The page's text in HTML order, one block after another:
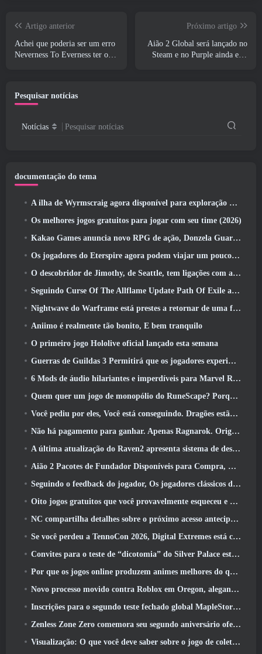
Artigo anterior
Achei que poderia ser um erro
Neverness To Everness ter o
Próximo artigo
Aião 2 Global será lançado no
Steam e no Purple ainda este
Pesquisar notícias
Notícias Pesquisar notícias
documentação do tema
A ilha de Wyrmscraig agora disponível para exploração no RuneScape da velha escola
Os melhores jogos gratuitos para jogar com seu time (2026)
Kakao Games anuncia novo RPG de ação, Donzela Guardiã
Os jogadores do Eterspire agora podem viajar um pouco no tempo… como um deleite
O descobridor de Jimothy, de Seattle, tem ligações com a ArenaNet, Então é claro que eles estão adicionando isso ao Guild Wars 2
Seguindo Curse Of The Allflame Update Path Of Exile anuncia várias mudanças com base no feedback
Nightwave do Warframe está prestes a retornar de uma forma chocante
Aniimo é realmente tão bonito, E bem tranquilo
O primeiro jogo Hololive oficial lançado esta semana
Guerras de Guildas 3 Permitirá que os jogadores experimentem o mundo de Tyria antes que os Elder Dragons acordem
6 Mods de áudio hilariantes e imperdíveis para Marvel Rivals
Quem quer um jogo de monopólio do RuneScape? Porque um está a caminho
Você pediu por eles, Você está conseguindo. Dragões estão chegando a Albion Online
Não há pagamento para ganhar. Apenas Ragnarok. Origin Classic é lançado em julho 23
A última atualização do Raven2 apresenta sistema de despertar de habilidades, Oferecendo aos jogadores mais maneiras de aprimorar suas habilidades
Aião 2 Pacotes de Fundador Disponíveis para Compra, Completo com cinco dias de acesso antecipado
Seguindo o feedback do jogador, Os jogadores clássicos de League Of Legends não terão que pagar por skins clássicas
Oito jogos gratuitos que você provavelmente esqueceu e que fazem parte do Steam’s Train Fest
NC compartilha detalhes sobre o próximo acesso antecipado do Aion 2
Se você perdeu a TennoCon 2026, Digital Extremes está compartilhando todos os painéis
Convites para o teste de “dicotomia” do Silver Palace estão sendo enviados
Por que os jogos online produzem animes melhores do que os jogos de anime
Novo processo movido contra Roblox em Oregon, alegando incidente com cuidados infantis
Inscrições para o segundo teste fechado global MapleStory Classic World
Zenless Zone Zero comemora seu segundo aniversário oferecendo aos jogadores a escolha de um agente S-Rank gratuito
Visualização: O que você deve saber sobre o jogo de coleta de criaturas da HoYoverse, Honkai: Link Alma